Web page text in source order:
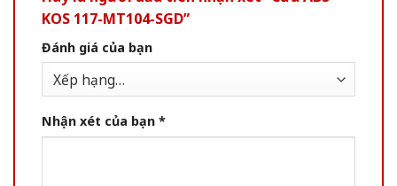
KOS 117-MT104-SGD”
Đánh giá của bạn
Nhận xét của bạn *